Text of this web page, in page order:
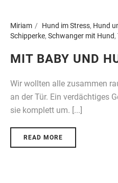
Miriam Hund im Stress, Hund
Schipperke, Schwanger mit Hund,
MIT BABY UND
Wir wollten alle zusammen
an der Tür. Ein verdächtiges
sie komplett um. [...]
READ MORE